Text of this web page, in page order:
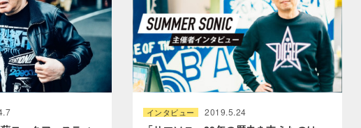
インタビュー 2019.5.24